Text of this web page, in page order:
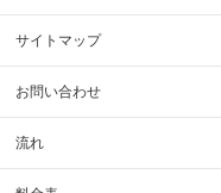
サイトマップ
お問い合わせ
流れ